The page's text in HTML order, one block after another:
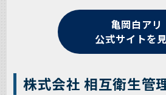
亀岡白アリ
公式サイトを
株式会社 相互衛生管